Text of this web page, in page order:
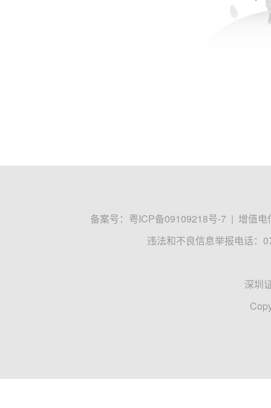
备案号： 粤ICP备09109218号-7 | 增值电
违法和不良信息举报电话：
深圳